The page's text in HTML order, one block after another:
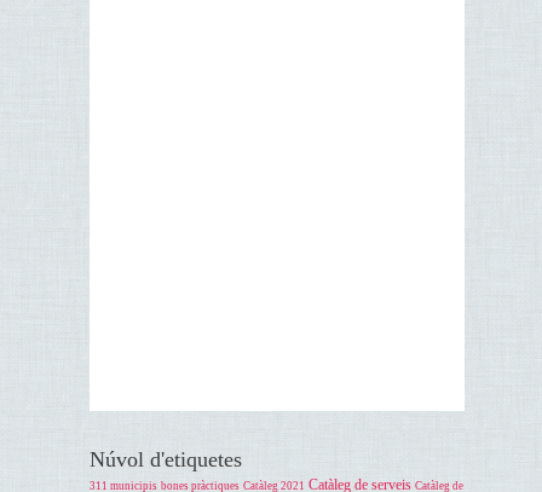
Núvol d'etiquetes
311 municipis bones pràctiques Catàleg 2021 Catàleg de serveis Catàleg de